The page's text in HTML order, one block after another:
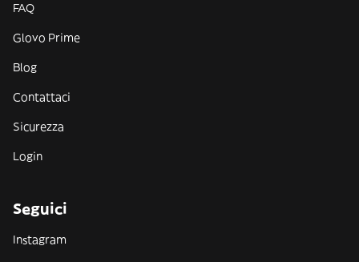
FAQ
Glovo Prime
Blog
Contattaci
Sicurezza
Login
Seguici
Instagram